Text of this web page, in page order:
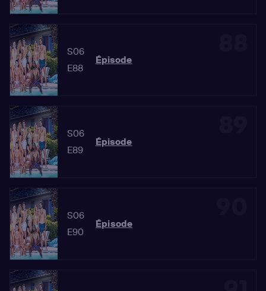
S06
E88
Épisode
S06
E89
Épisode
S06
E90
Épisode